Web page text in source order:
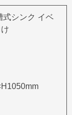
式シンク イベ